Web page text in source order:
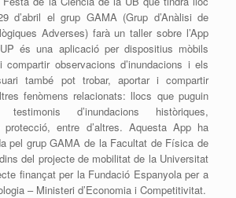
d’abril el grup GAMA (Grup d’Anàlisi de
Adverses) farà un taller sobre l’App
és una aplicació per dispositius mòbils
observacions d’inundacions i els
també pot trobar, aportar i compartir
fenòmens relacionats: llocs que puguin
d’inundacions històriques,
protecció, entre d’altres. Aquesta App ha
pel grup GAMA de la Facultat de Física de
del projecte de mobilitat de la Universitat
finançat per la Fundació Espanyola per a
– Ministeri d’Economia i Competitivitat.